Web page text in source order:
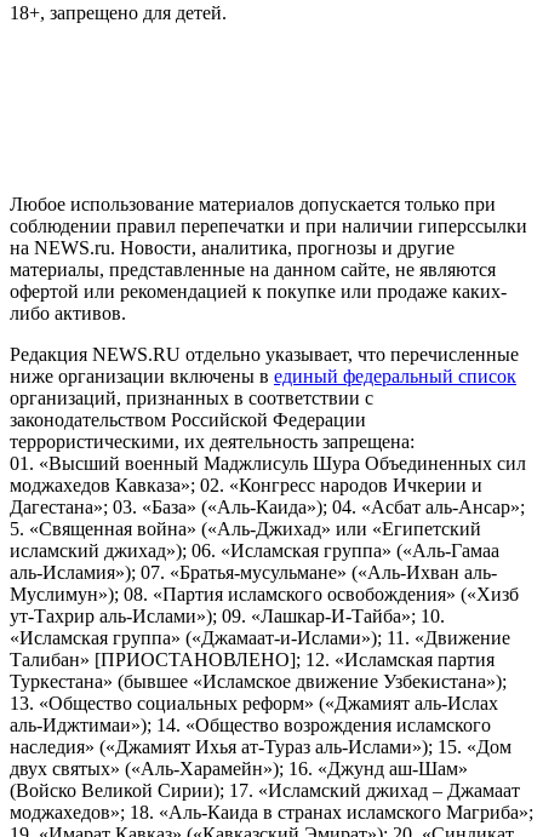
18+, запрещено для детей.
Любое использование материалов допускается только при
соблюдении правил перепечатки и при наличии гиперссылки
на NEWS.ru. Новости, аналитика, прогнозы и другие
материалы, представленные на данном сайте, не являются
офертой или рекомендацией к покупке или продаже каких-
либо активов.
Редакция NEWS.RU отдельно указывает, что перечисленные
ниже организации включены в единый федеральный список
организаций, признанных в соответствии с
законодательством Российской Федерации
террористическими, их деятельность запрещена:
01. «Высший военный Маджлисуль Шура Объединенных сил
моджахедов Кавказа»; 02. «Конгресс народов Ичкерии и
Дагестана»; 03. «База» («Аль-Каида»); 04. «Асбат аль-Ансар»;
5. «Священная война» («Аль-Джихад» или «Египетский
исламский джихад»); 06. «Исламская группа» («Аль-Гамаа
аль-Исламия»); 07. «Братья-мусульмане» («Аль-Ихван аль-
Муслимун»); 08. «Партия исламского освобождения» («Хизб
ут-Тахрир аль-Ислами»); 09. «Лашкар-И-Тайба»; 10.
«Исламская группа» («Джамаат-и-Ислами»); 11. «Движение
Талибан» [ПРИОСТАНОВЛЕНО]; 12. «Исламская партия
Туркестана» (бывшее «Исламское движение Узбекистана»);
13. «Общество социальных реформ» («Джамият аль-Ислах
аль-Иджтимаи»); 14. «Общество возрождения исламского
наследия» («Джамият Ихья ат-Тураз аль-Ислами»); 15. «Дом
двух святых» («Аль-Харамейн»); 16. «Джунд аш-Шам»
(Войско Великой Сирии); 17. «Исламский джихад – Джамаат
моджахедов»; 18. «Аль-Каида в странах исламского Магриба»;